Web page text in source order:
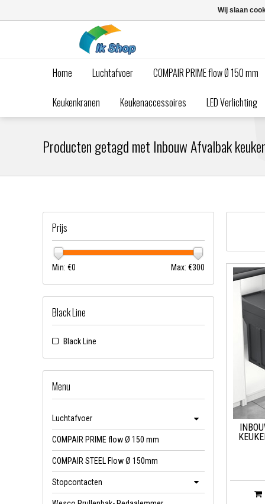
Home Luchtafvoer COMPAIR PRIME flow Ø 150 mm
Keukenkranen Keukenaccessoires LED Verlichting
Producten getagd met Inbouw Afvalbak
Prijs
Min: €0 Max: €300
Black Line
Black Line
Menu
Luchtafvoer
COMPAIR PRIME flow Ø 150 mm
COMPAIR STEEL Flow Ø 150mm
Stopcontacten
Wij slaan